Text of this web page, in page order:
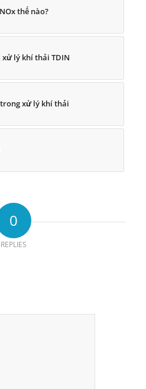
thế nào?
xử lý khí thải TDIN
xử lý khí thải
0
REPLIES